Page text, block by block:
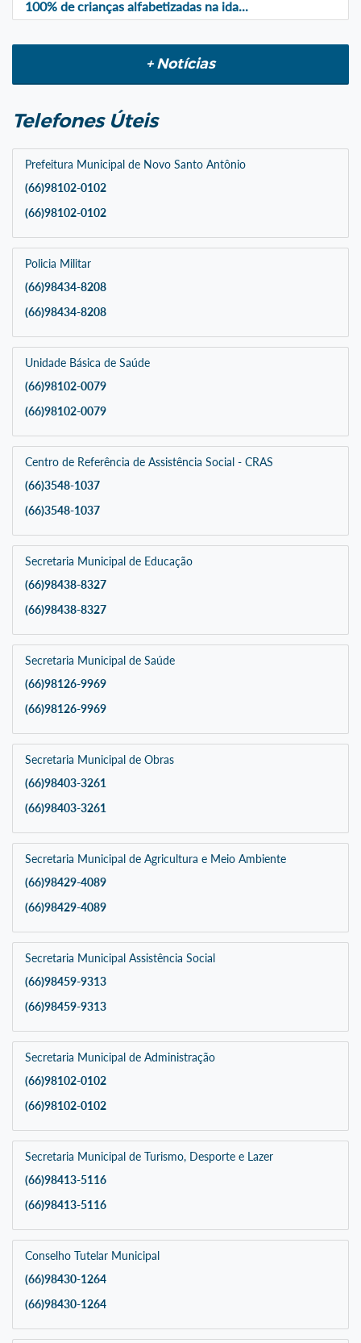
100% de crianças alfabetizadas na ida...
+ Notícias
Telefones Úteis
Prefeitura Municipal de Novo Santo Antônio
(66)98102-0102
(66)98102-0102
Policia Militar
(66)98434-8208
(66)98434-8208
Unidade Básica de Saúde
(66)98102-0079
(66)98102-0079
Centro de Referência de Assistência Social - CRAS
(66)3548-1037
(66)3548-1037
Secretaria Municipal de Educação
(66)98438-8327
(66)98438-8327
Secretaria Municipal de Saúde
(66)98126-9969
(66)98126-9969
Secretaria Municipal de Obras
(66)98403-3261
(66)98403-3261
Secretaria Municipal de Agricultura e Meio Ambiente
(66)98429-4089
(66)98429-4089
Secretaria Municipal Assistência Social
(66)98459-9313
(66)98459-9313
Secretaria Municipal de Administração
(66)98102-0102
(66)98102-0102
Secretaria Municipal de Turismo, Desporte e Lazer
(66)98413-5116
(66)98413-5116
Conselho Tutelar Municipal
(66)98430-1264
(66)98430-1264